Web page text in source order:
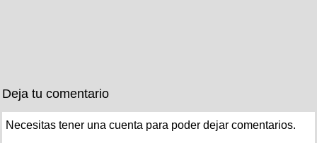
Deja tu comentario
Necesitas tener una cuenta para poder dejar comentarios.